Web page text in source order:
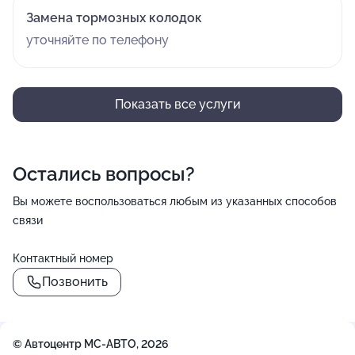
Замена тормозных колодок
уточняйте по телефону
Показать все услуги
Остались вопросы?
Вы можете воспользоваться любым из указанных способов
связи
Контактный номер
Позвонить
© Автоцентр МС-АВТО, 2026